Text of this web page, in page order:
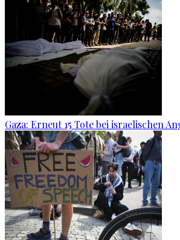
Gaza: Erneut 15 Tote bei israelischen